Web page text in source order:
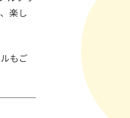
楽し
もご